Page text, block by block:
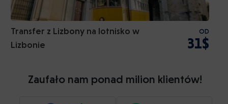
Transfer z Lizbony na lotnisko w
Lizbonie
OD
31$
Zaufało nam ponad milion klientów!